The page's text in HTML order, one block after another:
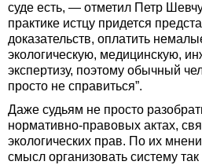
суде есть, — отметил Петр
практике истцу придется
доказательств, оплатить
экологическую, медицинскую,
экспертизу, поэтому обычный
просто не справиться”.
Даже судьям не просто
нормативно-правовых актах,
экологических прав. По их
смысл организовать систему